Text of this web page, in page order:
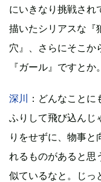
にいきなり挑戦され
描いたシリアスな『
穴』、さらにそこか
『ガール』ですとか。
深川 ：どんなこと
ふりして飛び込んじ
りをせずに、物事と
れるものがあると思
似ているなと。じっ